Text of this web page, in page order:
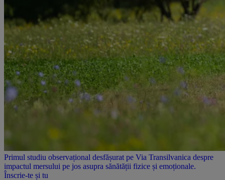
Primul studiu observațional desfășurat pe Via Transilvanica despre
impactul mersului pe jos asupra sănătății fizice și emoționale.
Înscrie-te și tu